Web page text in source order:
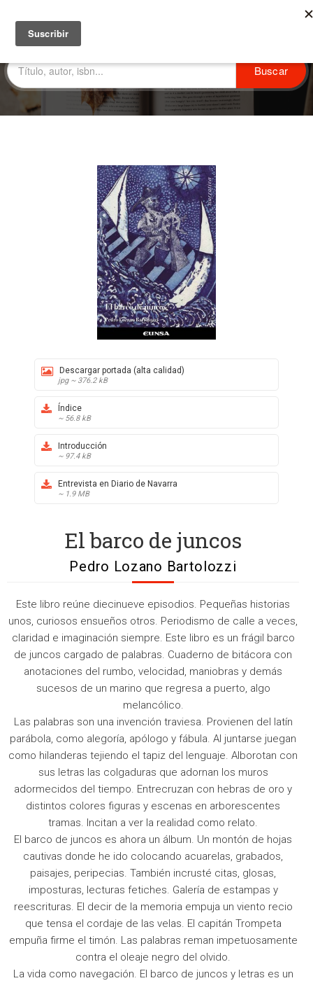
Descargar portada (alta calidad)
jpg ~ 376.2 kB
Índice
~ 56.8 kB
Introducción
~ 97.4 kB
Entrevista en Diario de Navarra
~ 1.9 MB
El barco de juncos
Pedro Lozano Bartolozzi
Este libro reúne diecinueve episodios. Pequeñas historias
unos, curiosos ensueños otros. Periodismo de calle a veces,
claridad e imaginación siempre. Este libro es un frágil barco
de juncos cargado de palabras. Cuaderno de bitácora con
anotaciones del rumbo, velocidad, maniobras y demás
sucesos de un marino que regresa a puerto, algo
melancólico.
Las palabras son una invención traviesa. Provienen del latín
parábola, como alegoría, apólogo y fábula. Al juntarse juegan
como hilanderas tejiendo el tapiz del lenguaje. Alborotan con
sus letras las colgaduras que adornan los muros
adormecidos del tiempo. Entrecruzan con hebras de oro y
distintos colores figuras y escenas en arborescentes
tramas. Incitan a ver la realidad como relato.
El barco de juncos es ahora un álbum. Un montón de hojas
cautivas donde he ido colocando acuarelas, grabados,
paisajes, peripecias. También incrusté citas, glosas,
imposturas, lecturas fetiches. Galería de estampas y
reescrituras. El decir de la memoria empuja un viento recio
que tensa el cordaje de las velas. El capitán Trompeta
empuña firme el timón. Las palabras reman impetuosamente
contra el oleaje negro del olvido.
La vida como navegación. El barco de juncos y letras es un